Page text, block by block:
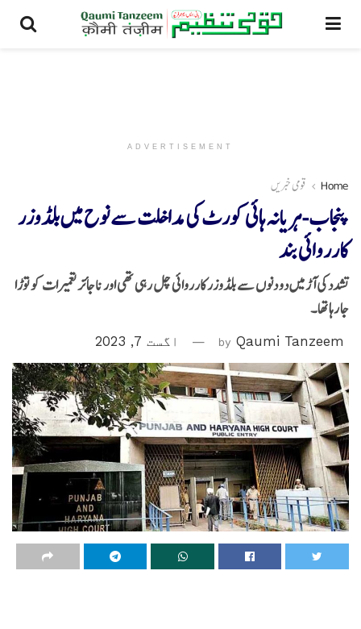
ADVERTISEMENT
Home قومی خبریں
پنجاب-ہریانہ ہائی کورٹ کی مداخلت سے نوح میں بلڈوزر
کارروائی بند
تشدد کی آڑ میں دو دنوں سے بلڈوزر کارروائی چل رہی تھی اور ناجائز تعمیرات کو توڑا
جا رہا تھا۔
by Qaumi Tanzeem اگست 7, 2023